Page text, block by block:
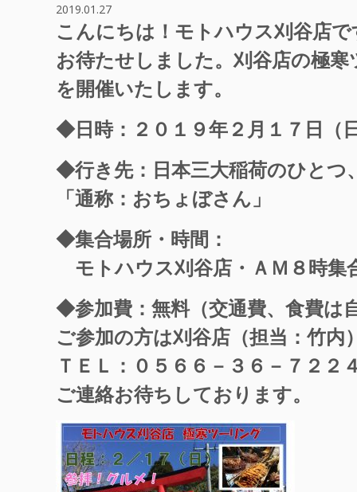
2019.01.27
こんにちは！モトハウス刈谷店で
お待たせしました。刈谷店の極寒
を開催いたします。
◆日時：２０１９年２月１７日（
◆行き先：日本三大稲荷のひとつ
「通称：おちょぼさん」
◆集合場所・時間：
モトハウス刈谷店・ＡＭ８時集
◆参加費：無料（交通費、食費は
ご参加の方は刈谷店（担当：竹
ＴＥＬ：０５６６－３６－７２２
ご連絡お待ちしております。